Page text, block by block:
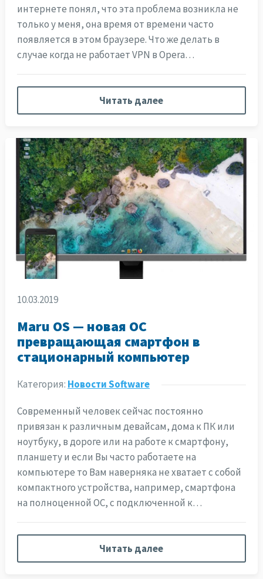
интернете понял, что эта проблема возникла не
только у меня, она время от времени часто
появляется в этом браузере. Что же делать в
случае когда не работает VPN в Opera…
Читать далее
10.03.2019
Maru OS — новая ОС
превращающая смартфон в
стационарный компьютер
Категория: Новости Software
Современный человек сейчас постоянно
привязан к различным девайсам, дома к ПК или
ноутбуку, в дороге или на работе к смартфону,
планшету и если Вы часто работаете на
компьютере то Вам наверняка не хватает с собой
компактного устройства, например, смартфона
на полноценной ОС, с подключенной к…
Читать далее